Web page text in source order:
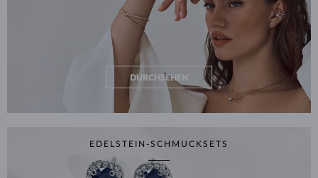
DURCHSEHEN
EDELSTEIN-SCHMUCKSETS